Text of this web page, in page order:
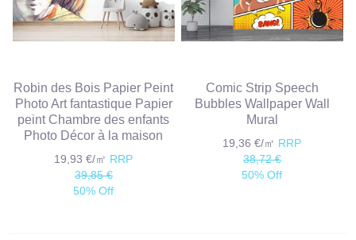
Robin des Bois Papier Peint
Photo Art fantastique Papier
peint Chambre des enfants
Photo Décor à la maison
19,93 €/㎡ RRP
39,85 €
50% Off
Comic Strip Speech
Bubbles Wallpaper Wall
Mural
19,36 €/㎡ RRP
38,72 €
50% Off